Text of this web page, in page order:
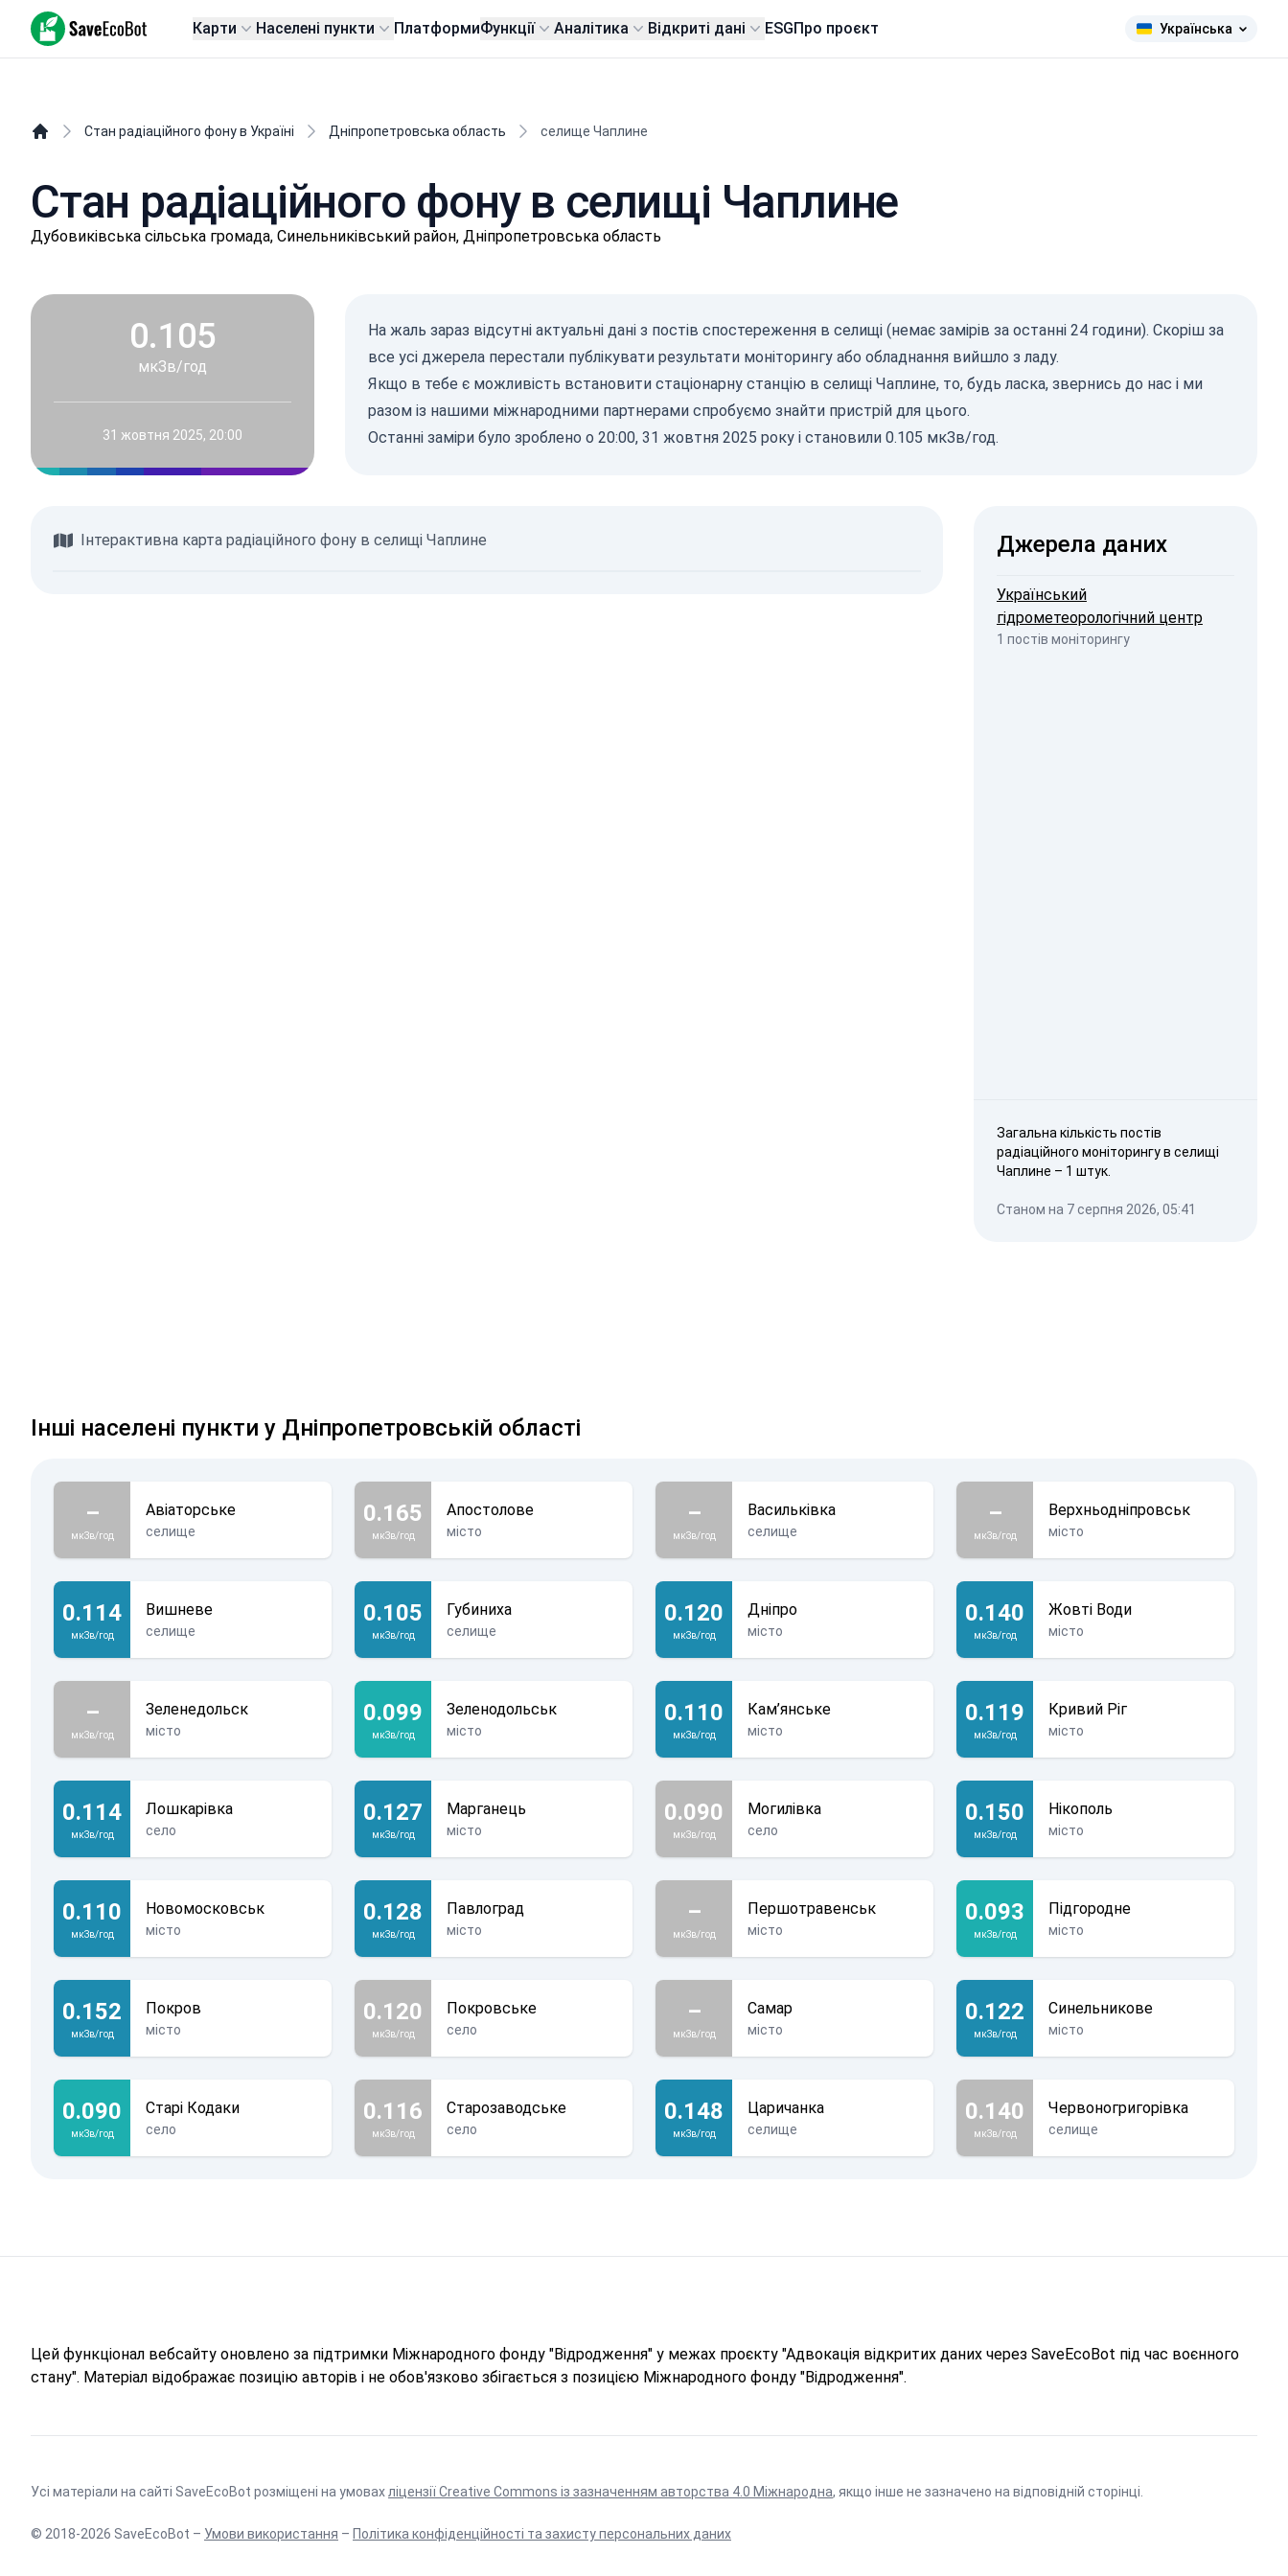
SaveEcoBot Карти Населені пункти ПлатформиФункції Аналітика Відкриті дані ESGПро проєкт Українська
Стан радіаційного фону в Україні Дніпропетровська область селище Чаплине
Стан радіаційного фону в селищі Чаплине
Дубoвиківськa сільська громада, Синельниківський район, Дніпропетровська область
0.105
мкЗв/год
31 жовтня 2025, 20:00
На жаль зараз відсутні актуальні дані з постів спостереження в селищі (немає замірів за останні 24 години). Скоріш за
все усі джерела перестали публікувати результати моніторингу або обладнання вийшло з ладу.
Якщо в тебе є можливість встановити стаціонарну станцію в селищі Чаплине, то, будь ласка, звернись до нас і ми
разом із нашими міжнародними партнерами спробуємо знайти пристрій для цього.
Останні заміри було зроблено о 20:00, 31 жовтня 2025 року і становили 0.105 мкЗв/год.
Інтерактивна карта радіаційного фону в селищі Чаплине
(мкЗв/год)
с/д 359
0-0.1 124
0.101-0.2 496
0.201-0.3 9
0.501-2 16
Джерела даних
Український
гідрометеорологічний центр
1 постів моніторингу
Загальна кількість постів
радіаційного моніторингу в селищі
Чаплине – 1 штук.
Станом на 7 серпня 2026, 05:41
Інші населені пункти у Дніпропетровській області
–
мкЗв/год
Авіаторське
селище
0.165
мкЗв/год
Апостолове
місто
–
мкЗв/год
Васильківка
селище
–
мкЗв/год
Верхньодніпровськ
місто
0.114
мкЗв/год
Вишневе
селище
0.105
мкЗв/год
Губиниха
селище
0.120
мкЗв/год
Дніпро
місто
0.140
мкЗв/год
Жовті Води
місто
–
мкЗв/год
Зеленедольск
місто
0.099
мкЗв/год
Зеленодольськ
місто
0.110
мкЗв/год
Кам’янське
місто
0.119
мкЗв/год
Кривий Ріг
місто
0.114
мкЗв/год
Лошкарівка
село
0.127
мкЗв/год
Марганець
місто
0.090
мкЗв/год
Могилівка
село
0.150
мкЗв/год
Нікополь
місто
0.110
мкЗв/год
Новомосковськ
місто
0.128
мкЗв/год
Павлоград
місто
–
мкЗв/год
Першотравенськ
місто
0.093
мкЗв/год
Підгородне
місто
0.152
мкЗв/год
Покров
місто
0.120
мкЗв/год
Покровське
село
–
мкЗв/год
Самар
місто
0.122
мкЗв/год
Синельникове
місто
0.090
мкЗв/год
Старі Кодаки
село
0.116
мкЗв/год
Старозаводське
село
0.148
мкЗв/год
Царичанка
селище
0.140
мкЗв/год
Червоногригорівка
селище
Цей функціонал вебсайту оновлено за підтримки Міжнародного фонду "Відродження" у межах проєкту "Адвокація відкритих даних через SaveEcoBot під час воєнного
стану". Матеріал відображає позицію авторів і не обов'язково збігається з позицією Міжнародного фонду "Відродження".
Усі матеріали на сайті SaveEcoBot розміщені на умовахліцензії Creative Commons із зазначенням авторства 4.0 Міжнародна, якщо інше не зазначено на відповідній сторінці.
© 2018-2026 SaveEcoBot – Умови використання – Політика конфіденційності та захисту персональних даних